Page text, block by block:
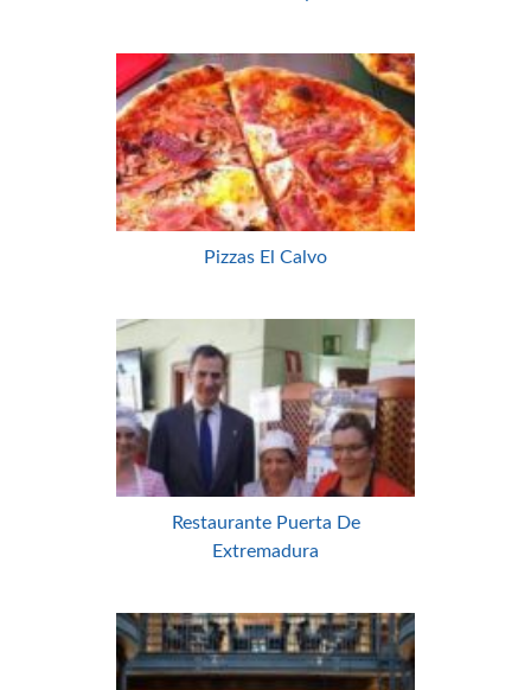
Pizzas El Calvo
Restaurante Puerta De
Extremadura